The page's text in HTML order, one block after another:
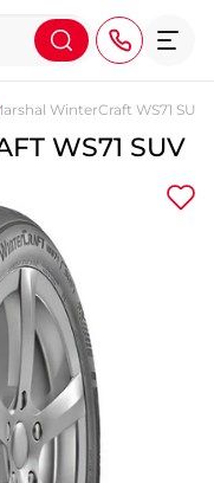
911-911-4
113-44-44
276-44-44
911-14-14
911-911-0
911-911-4
WinterCraft WS71 SUV
WS71 SUV